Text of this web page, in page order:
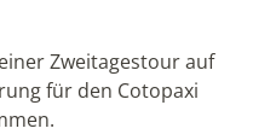
Zweitagestour auf
für den Cotopaxi